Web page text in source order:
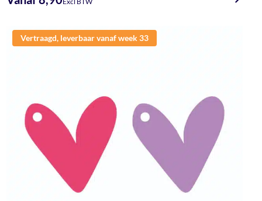
Vertraagd, leverbaar vanaf week 33